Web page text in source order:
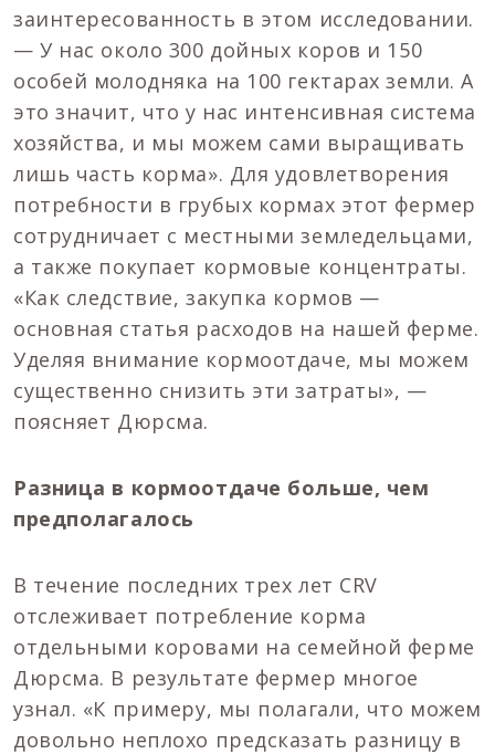
заинтересованность в этом исследовании.
— У нас около 300 дойных коров и 150
особей молодняка на 100 гектарах земли. А
это значит, что у нас интенсивная система
хозяйства, и мы можем сами выращивать
лишь часть корма». Для удовлетворения
потребности в грубых кормах этот фермер
сотрудничает с местными земледельцами,
а также покупает кормовые концентраты.
«Как следствие, закупка кормов —
основная статья расходов на нашей ферме.
Уделяя внимание кормоотдаче, мы можем
существенно снизить эти затраты», —
поясняет Дюрсма.
Разница в кормоотдаче больше, чем
предполагалось
В течение последних трех лет CRV
отслеживает потребление корма
отдельными коровами на семейной ферме
Дюрсма. В результате фермер многое
узнал. «К примеру, мы полагали, что можем
довольно неплохо предсказать разницу в